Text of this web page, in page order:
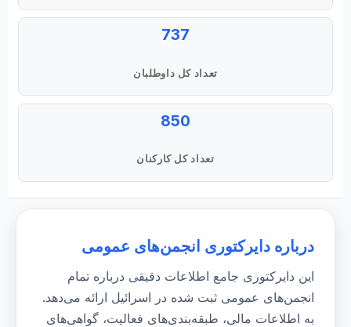
737
تعداد کل داوطلبان
850
تعداد کل کارکنان
درباره دایرکتوری انجمن‌های عمومی
این دایرکتوری جامع اطلاعات دقیقی درباره تمام
انجمن‌های عمومی ثبت شده در اسرائیل ارائه می‌دهد.
به اطلاعات مالی، طبقه‌بندی‌های فعالیت، گواهی‌های